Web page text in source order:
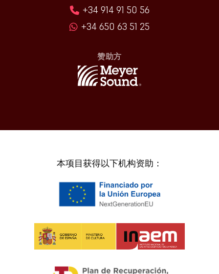
+34 914 91 50 56
+34 650 63 51 25
赞助方
本项目获得以下机构资助：